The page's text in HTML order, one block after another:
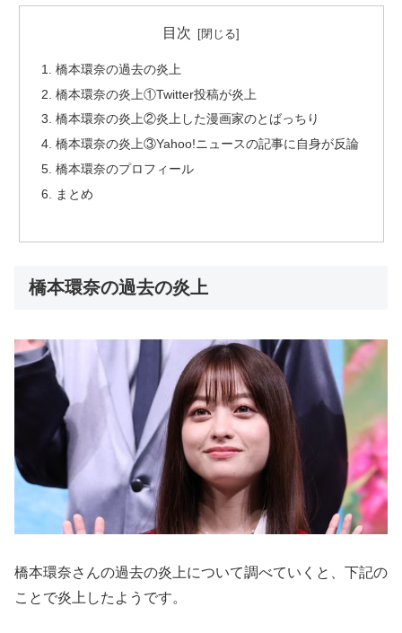
目次
橋本環奈の過去の炎上
橋本環奈の炎上①Twitter投稿が炎上
橋本環奈の炎上②炎上した漫画家のとばっちり
橋本環奈の炎上③Yahoo!ニュースの記事に自身が反論
橋本環奈のプロフィール
まとめ
橋本環奈の過去の炎上
橋本環奈さんの過去の炎上について調べていくと、下記の
ことで炎上したようです。